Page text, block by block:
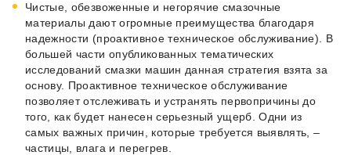
Чистые, обезвоженные и негорячие смазочные
материалы дают огромные преимущества благодаря
надежности (проактивное техническое обслуживание). В
большей части опубликованных тематических
исследований смазки машин данная стратегия взята за
основу. Проактивное техническое обслуживание
позволяет отслеживать и устранять первопричины до
того, как будет нанесен серьезный ущерб. Одни из
самых важных причин, которые требуется выявлять, –
частицы, влага и перегрев.